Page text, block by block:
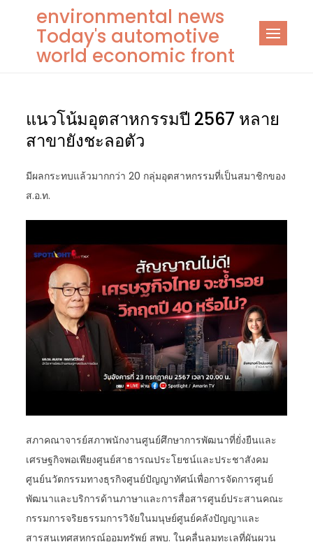
content
environmental news
Today's automotive
world economic front
แนวโน้มอุตสาหกรรมปี 2567 หลาย
สาขายังชะลอตัว
มีผลกระทบแล้วมากกว่า 20 กลุ่มอุตสาหกรรมที่เป็นสมาชิกของ
ส.อ.ท.
สภาคณาจารย์สภาพนักงานศูนย์ศึกษาการพัฒนาที่ยั่งยืนและ
เศรษฐกิจพอเพียงศูนย์สาธารณประโยชน์และประชาสังคม
ศูนย์นวัตกรรมทางธุรกิจศูนย์ปัญญาทัศน์เพื่อการจัดการศูนย์
พัฒนาและบริการด้านภาษาและการสื่อสารศูนย์ประสานคณะ
กรรมการจริยธรรมการวิจัยในมนุษย์ศูนย์คลังปัญญาและ
สารสนเทศสหกรณ์ออมทรัพย์ สพบ. ในคลื่นลมทะเลที่ผันผวน